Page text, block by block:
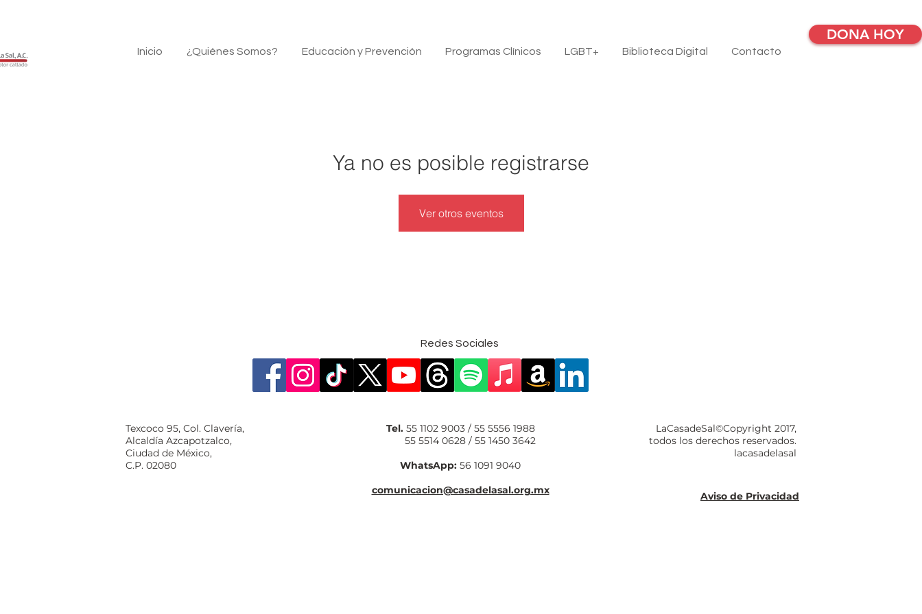
Inicio ¿Quiénes Somos? Educación y Prevención Programas Clínicos LGBT+ Biblioteca Digital Contacto
DONA HOY
Ya no es posible registrarse
Ver otros eventos
Redes Sociales
Texcoco 95, Col. Clavería,
Alcaldía Azcapotzalco,
Ciudad de México,
C.P. 02080
Tel.55 1102 9003 / 55 5556 1988
55 5514 0628 / 55 1450 3642
WhatsApp: 56 1091 9040
comunicacion@casadelasal.org.mx
LaCasadeSal©Copyright 2017,
todos los derechos reservados.
lacasadelasal
Aviso de Privacidad